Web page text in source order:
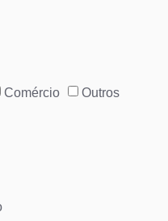
Comércio
Outros